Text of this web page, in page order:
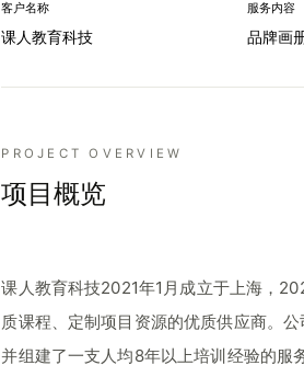
客户名称
课人教育科技
服务内容
品牌画
PROJECT OVERVIEW
项目概览
课人教育科技2021年1月成立于上海，
质课程、定制项目资源的优质供应商。
并组建了一支人均8年以上培训经验的服